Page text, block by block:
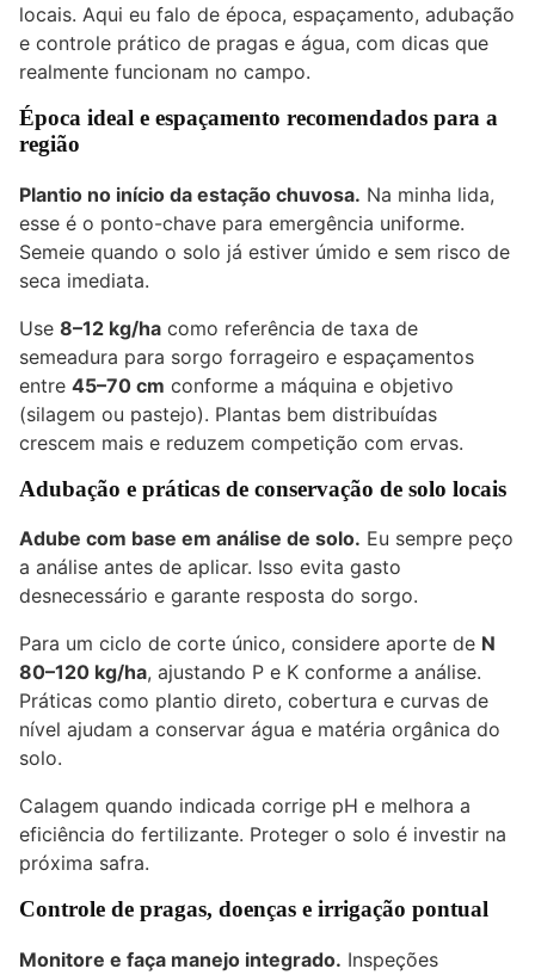
locais. Aqui eu falo de época, espaçamento, adubação
e controle prático de pragas e água, com dicas que
realmente funcionam no campo.
Época ideal e espaçamento recomendados para a
região
Plantio no início da estação chuvosa. Na minha lida,
esse é o ponto-chave para emergência uniforme.
Semeie quando o solo já estiver úmido e sem risco de
seca imediata.
Use 8–12 kg/ha como referência de taxa de
semeadura para sorgo forrageiro e espaçamentos
entre 45–70 cm conforme a máquina e objetivo
(silagem ou pastejo). Plantas bem distribuídas
crescem mais e reduzem competição com ervas.
Adubação e práticas de conservação de solo locais
Adube com base em análise de solo. Eu sempre peço
a análise antes de aplicar. Isso evita gasto
desnecessário e garante resposta do sorgo.
Para um ciclo de corte único, considere aporte de N
80–120 kg/ha, ajustando P e K conforme a análise.
Práticas como plantio direto, cobertura e curvas de
nível ajudam a conservar água e matéria orgânica do
solo.
Calagem quando indicada corrige pH e melhora a
eficiência do fertilizante. Proteger o solo é investir na
próxima safra.
Controle de pragas, doenças e irrigação pontual
Monitore e faça manejo integrado. Inspeções